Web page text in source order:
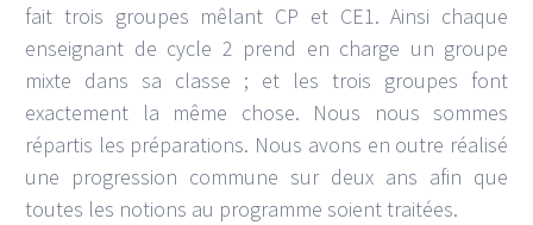
fait trois groupes mêlant CP et CE1. Ainsi chaque
enseignant de cycle 2 prend en charge un groupe
mixte dans sa classe ; et les trois groupes font
exactement la même chose. Nous nous sommes
répartis les préparations. Nous avons en outre réalisé
une progression commune sur deux ans afin que
toutes les notions au programme soient traitées.